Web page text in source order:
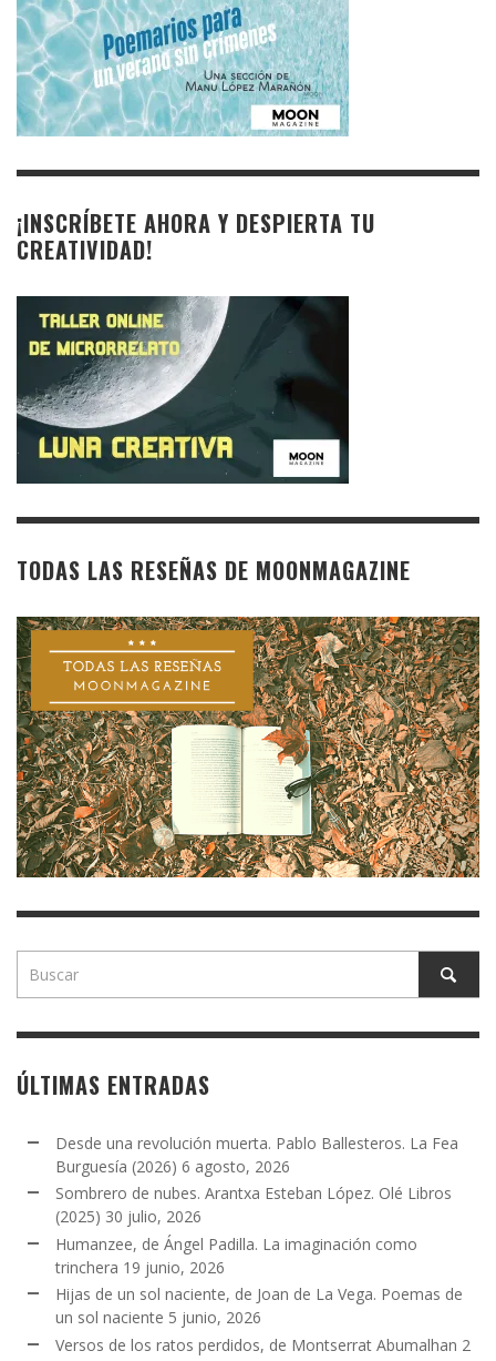
¡INSCRÍBETE AHORA Y DESPIERTA TU
CREATIVIDAD!
TODAS LAS RESEÑAS DE MOONMAGAZINE
ÚLTIMAS ENTRADAS
Desde una revolución muerta. Pablo Ballesteros. La Fea
Burguesía (2026) 6 agosto, 2026
Sombrero de nubes. Arantxa Esteban López. Olé Libros
(2025) 30 julio, 2026
Humanzee, de Ángel Padilla. La imaginación como
trinchera 19 junio, 2026
Hijas de un sol naciente, de Joan de La Vega. Poemas de
un sol naciente 5 junio, 2026
Versos de los ratos perdidos, de Montserrat Abumalhan 2